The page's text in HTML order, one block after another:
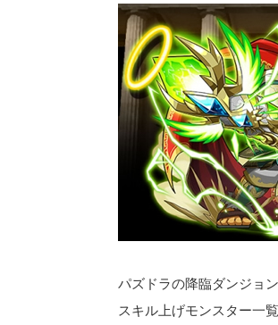
パズドラの降臨ダンジョ
スキル上げモンスター一覧